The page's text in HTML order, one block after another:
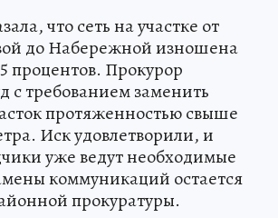
что сеть на участке от
до Набережной изношена
процентов. Прокурор
с требованием заменить
протяженностью свыше
Иск удовлетворили, и
уже ведут необходимые
коммуникаций остается
прокуратуры.